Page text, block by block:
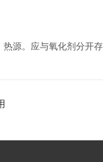
。应与氧化剂分开存